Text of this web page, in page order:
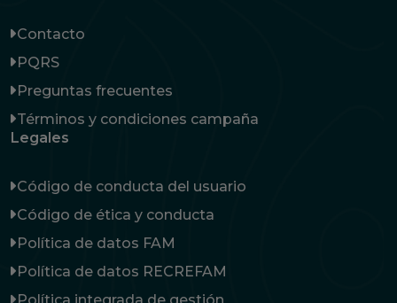
Contacto
PQRS
Preguntas frecuentes
Términos y condiciones campaña
Legales
Código de conducta del usuario
Código de ética y conducta
Política de datos FAM
Política de datos RECREFAM